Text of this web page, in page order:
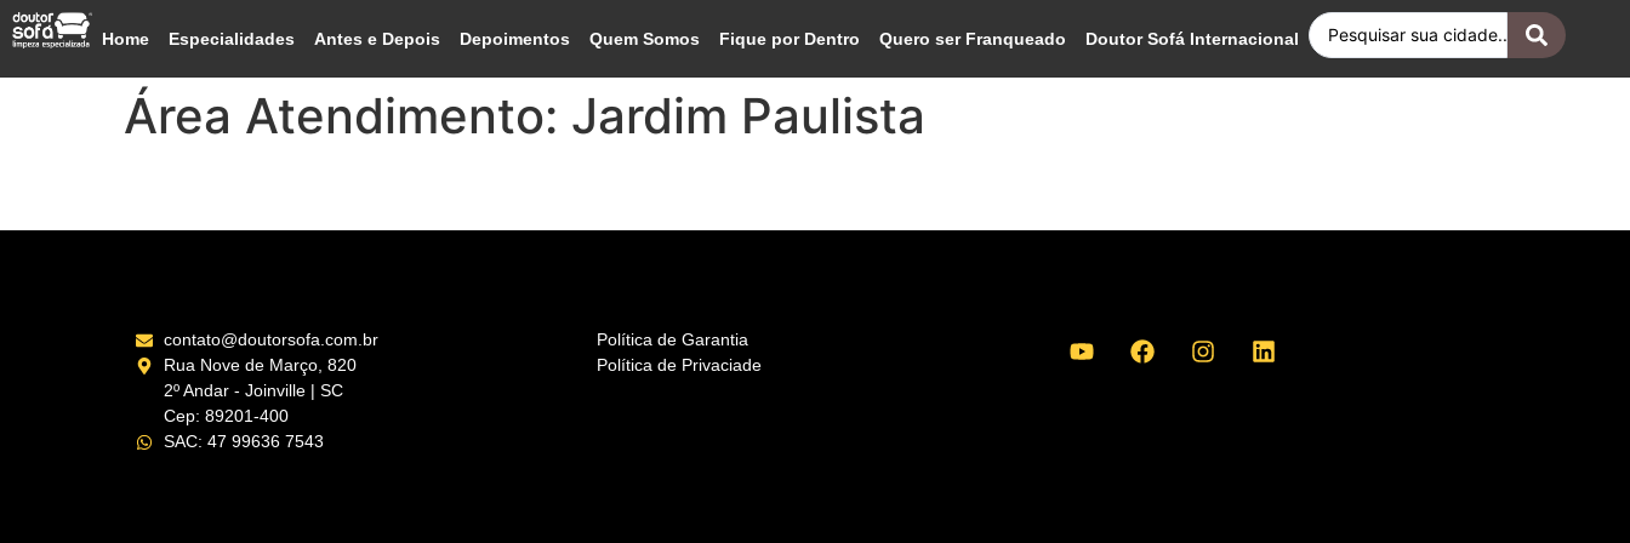
Home Especialidades Antes e Depois Depoimentos Quem Somos Fique por Dentro Quero ser Franqueado Doutor Sofá Internacional
Área Atendimento: Jardim Paulista
contato@doutorsofa.com.br
Rua Nove de Março, 820
2º Andar - Joinville | SC
Cep: 89201-400
SAC: 47 99636 7543
Política de Garantia
Política de Privaciade